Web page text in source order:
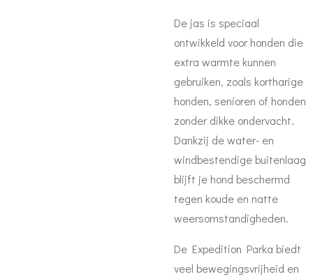
De jas is speciaal
ontwikkeld voor honden die
extra warmte kunnen
gebruiken, zoals kortharige
honden, senioren of honden
zonder dikke ondervacht.
Dankzij de water- en
windbestendige buitenlaag
blijft je hond beschermd
tegen koude en natte
weersomstandigheden.
De Expedition Parka biedt
veel bewegingsvrijheid en